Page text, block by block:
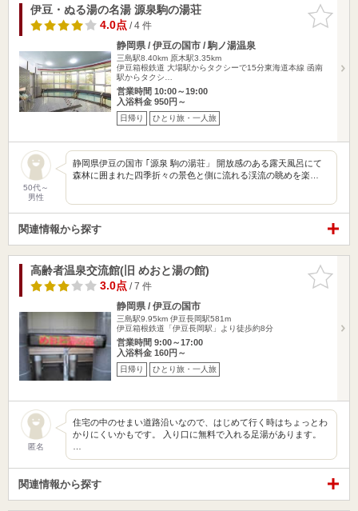
お気に入
りに追加
伊豆・ぬる湯の名湯 源泉駒の湯荘
4.0点/ 4 件
静岡県 / 伊豆の国市 / 駒ノ湯温泉
三島駅8.40km 原木駅3.35km
伊豆箱根鉄道 大場駅からタクシーで15分東海道本線 函南
駅からタクシ…
営業時間 10:00～19:00
入浴料金 950円～
日帰り ひとり旅・一人旅
50代～
男性
静岡県伊豆の国市 ｢源泉 駒の湯荘」 開放感のある露天風呂にて
森林に囲まれた四季折々の景色と側に流れる渓流の眺めを楽…
関連情報から探す
お気に入
りに追加
高齢者温泉交流館(旧 めおと湯の館)
3.0点/ 7 件
静岡県 / 伊豆の国市
三島駅9.95km 伊豆長岡駅581m
伊豆箱根鉄道「伊豆長岡駅」より徒歩約8分
営業時間 9:00～17:00
入浴料金 160円～
日帰り ひとり旅・一人旅
匿名
住宅の中のせまい道路沿いなので、はじめて行く時はちょっとわ
かりにくいかもです。 入り口に無料で入れる足湯があります。
関連情報から探す